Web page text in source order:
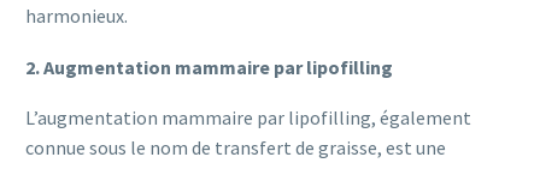
harmonieux.
2. Augmentation mammaire par lipofilling
L’augmentation mammaire par lipofilling, également
connue sous le nom de transfert de graisse, est une